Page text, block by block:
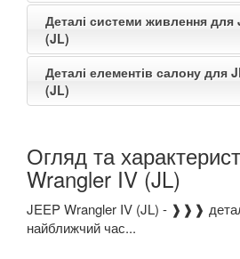
Деталі системи живлення для
(JL)
Деталі елементів салону для
(JL)
Огляд та
Wrangler IV (JL)
JEEP Wrangler IV (JL) - ❱❱❱
найближчий час...